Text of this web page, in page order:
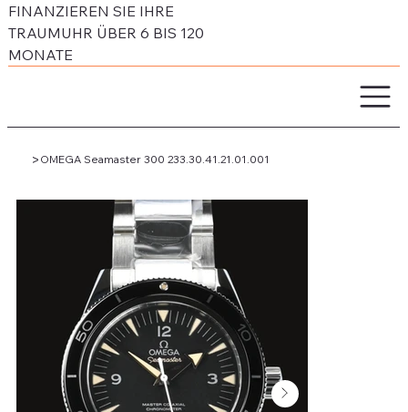
FINANZIEREN SIE IHRE
TRAUMUHR ÜBER 6 BIS 120
MONATE
> OMEGA Seamaster 300 233.30.41.21.01.001